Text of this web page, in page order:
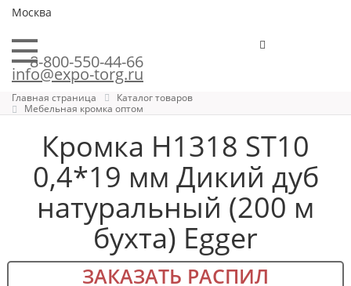
Москва
8-800-550-44-66
info@expo-torg.ru
Главная страница
Каталог товаров
Мебельная кромка оптом
Кромка H1318 ST10
0,4*19 мм Дикий дуб
натуральный (200 м
бухта) Egger
ЗАКАЗАТЬ РАСПИЛ